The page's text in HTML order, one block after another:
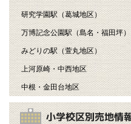
研究学園駅（葛城地区）
万博記念公園駅（島名・福田坪）
みどりの駅（萱丸地区）
上河原崎・中西地区
中根・金田台地区